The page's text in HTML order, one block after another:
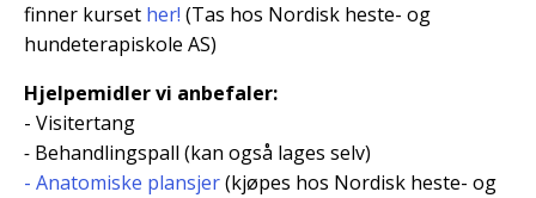
finner kurset her! (Tas hos Nordisk heste- og
hundeterapiskole AS)
Hjelpemidler vi anbefaler:
- Visitertang
- Behandlingspall (kan også lages selv)
- Anatomiske plansjer(kjøpes hos Nordisk heste- og